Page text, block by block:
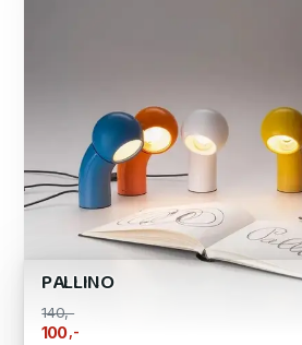
PALLINO
140,-
100,-